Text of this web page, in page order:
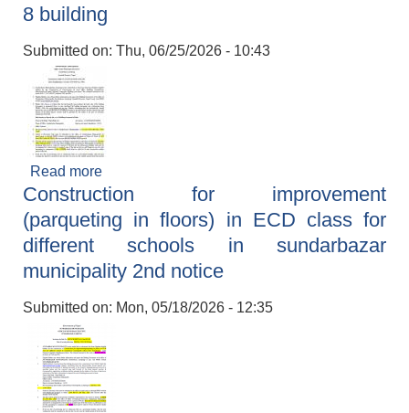
8 building
Submitted on: Thu, 06/25/2026 - 10:43
Read more
8 building
Construction for improvement
(parqueting in floors) in ECD class for
different schools in sundarbazar
municipality 2nd notice
Submitted on: Mon, 05/18/2026 - 12:35